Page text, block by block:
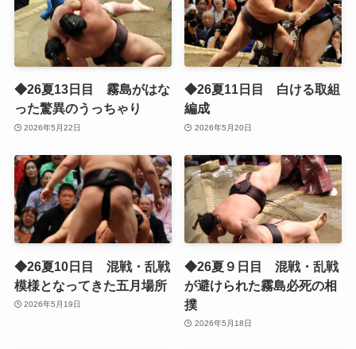
◆26夏13日目 霧島がはな
った驚異のうっちゃり
2026年5月22日
◆26夏11日目 白ける取組
編成
2026年5月20日
◆26夏10日目 混戦・乱戦
模様となってきた五月場所
2026年5月19日
◆26夏９日目 混戦・乱戦
が避けられた霧島必死の相
撲
2026年5月18日